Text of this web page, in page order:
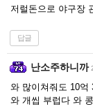
저럴돈으로 야구장
답글
난소주하니까
와 많이쳐줘도 10억
와 개씹 부럽다 와